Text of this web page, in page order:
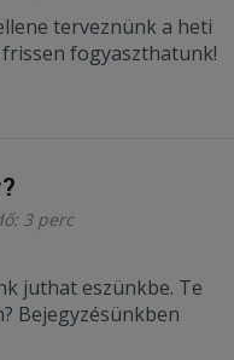
terveznünk a heti
fogyaszthatunk!
elsőre talán nem
3 perc
juthat eszünkbe. Te
Bejegyzésünkben